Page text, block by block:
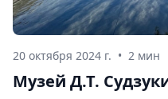
20 октября 2024 г. • 2 мин
Музей Д.Т.